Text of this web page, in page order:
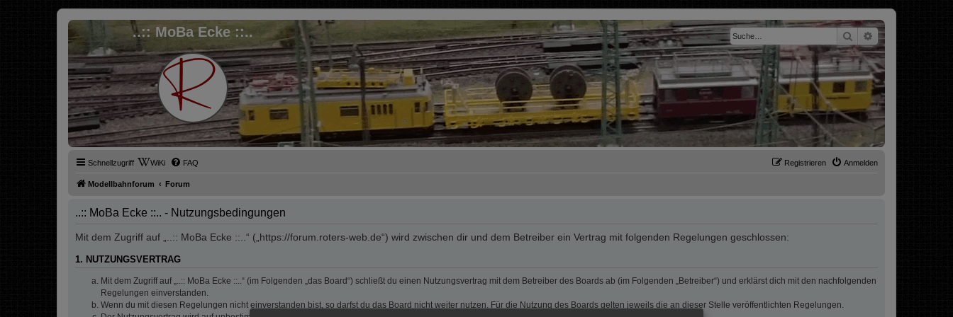
..:: MoBa Ecke ::.. SucheErweiterte Suche
Schnellzugriff WiKi FAQ Anmelden
Registrieren
Modellbahnforum Forum
..:: MoBa Ecke ::.. - Nutzungsbedingungen
Mit dem Zugriff auf „..:: MoBa Ecke ::..“ („https://forum.roters-web.de“) wird zwischen dir und dem Betreiber ein Vertrag mit folgenden Regelungen geschlossen:
1. NUTZUNGSVERTRAG
Mit dem Zugriff auf „..:: MoBa Ecke ::..“ (im Folgenden „das Board“) schließt du einen Nutzungsvertrag mit dem Betreiber des Boards ab (im Folgenden „Betreiber“) und erklärst dich mit den nachfolgenden
Regelungen einverstanden.
Wenn du mit diesen Regelungen nicht einverstanden bist, so darfst du das Board nicht weiter nutzen. Für die Nutzung des Boards gelten jeweils die an dieser Stelle veröffentlichten Regelungen.